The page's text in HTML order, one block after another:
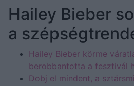
Hailey Bieber
a
Hailey Bieber körme
berobbantotta a fesztivál
Dobj el mindent, a